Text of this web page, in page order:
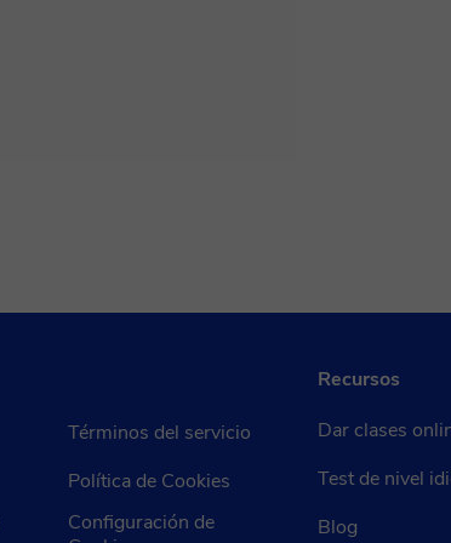
Términos del servicio
Política de Cookies
Configuración de
Recursos
Dar clases
Test de nivel
Blog